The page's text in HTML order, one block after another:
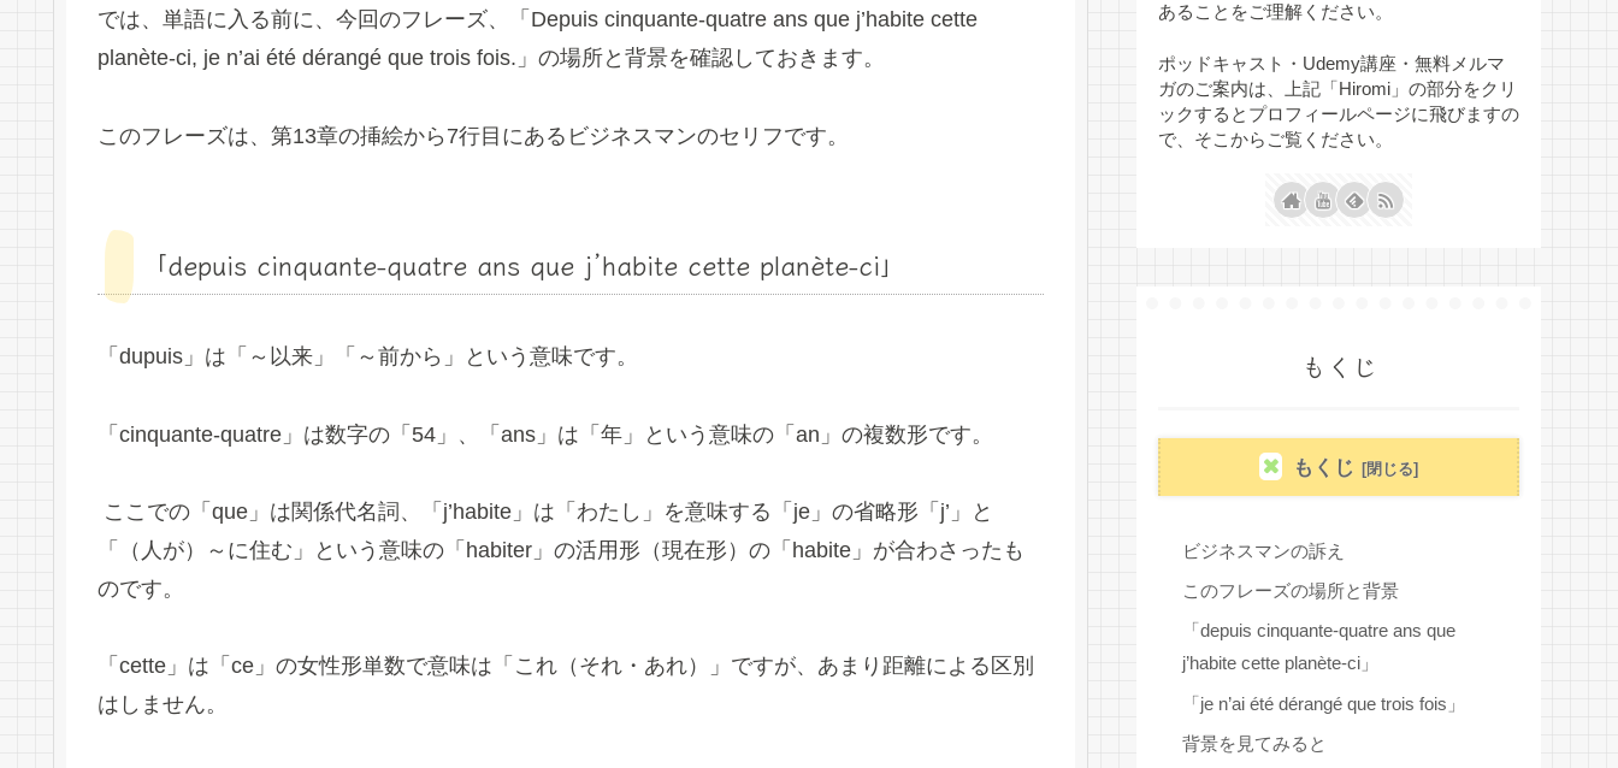
では、単語に入る前に、今回のフレーズ、「Depuis cinquante-quatre ans que j’habite cette
planète-ci, je n’ai été dérangé que trois fois.」の場所と背景を確認しておきます。
このフレーズは、第13章の挿絵から7行目にあるビジネスマンのセリフです。
「depuis cinquante-quatre ans que j’habite cette planète-ci」
「dupuis」は「～以来」「～前から」という意味です。
「cinquante-quatre」は数字の「54」、「ans」は「年」という意味の「an」の複数形です。
ここでの「que」は関係代名詞、「j’habite」は「わたし」を意味する「je」の省略形「j’」と
「（人が）～に住む」という意味の「habiter」の活用形（現在形）の「habite」が合わさったも
のです。
「cette」は「ce」の女性形単数で意味は「これ（それ・あれ）」ですが、あまり距離による区別
はしません。
あることをご理解ください。
ポッドキャスト・Udemy講座・無料メルマ
ガのご案内は、上記「Hiromi」の部分をクリ
ックするとプロフィールページに飛びますの
で、そこからご覧ください。
もくじ
もくじ
ビジネスマンの訴え
このフレーズの場所と背景
「depuis cinquante-quatre ans que
j’habite cette planète-ci」
「je n’ai été dérangé que trois fois」
背景を見てみると